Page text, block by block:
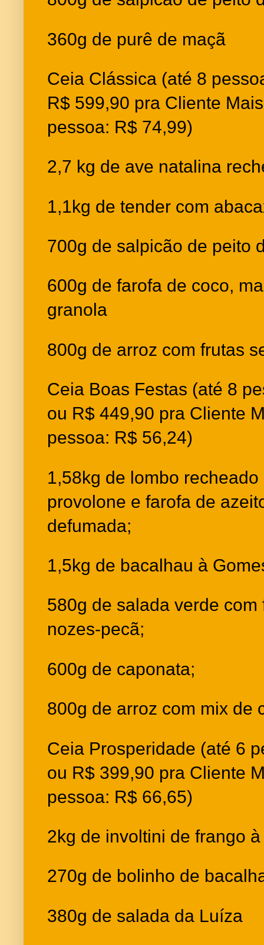
360g de purê de maçã
Ceia Clássica (até 8
R$ 599,90 pra Cliente
pessoa: R$ 74,99)
2,7 kg de ave natalina
1,1kg de tender com
700g de salpicão de peito
600g de farofa de coco,
granola
800g de arroz com frutas
Ceia Boas Festas (até 8
ou R$ 449,90 pra Cliente
pessoa: R$ 56,24)
1,58kg de lombo
provolone e farofa de
defumada;
1,5kg de bacalhau à
580g de salada verde
nozes-pecã;
600g de caponata;
800g de arroz com mix de
Ceia Prosperidade (até 6
ou R$ 399,90 pra Cliente
pessoa: R$ 66,65)
2kg de involtini de frango
270g de bolinho de
380g de salada da Luíza